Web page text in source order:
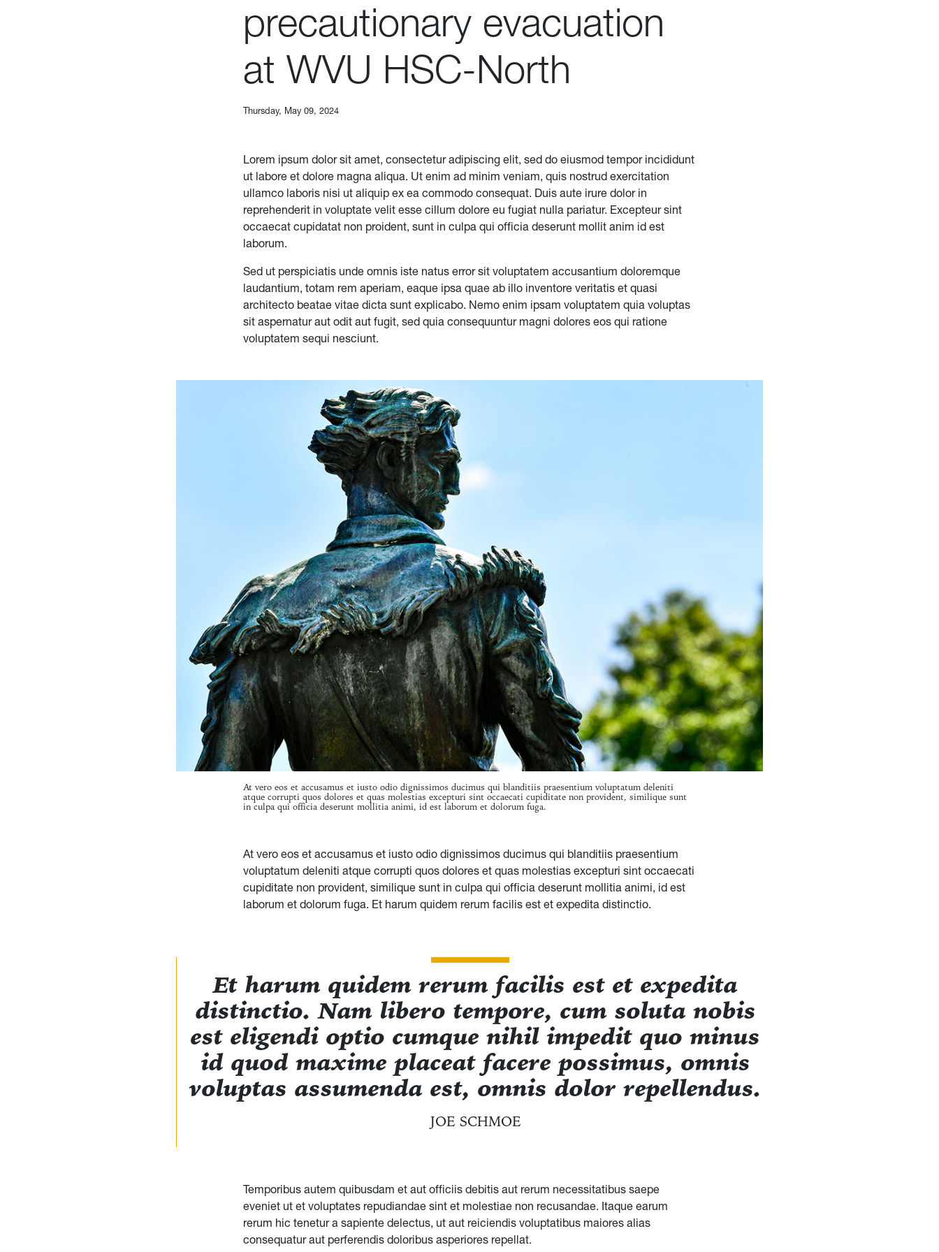
precautionary evacuation
at WVU HSC-North
Thursday, May 09, 2024
Lorem ipsum dolor sit amet, consectetur adipiscing elit, sed do eiusmod tempor incididunt
ut labore et dolore magna aliqua. Ut enim ad minim veniam, quis nostrud exercitation
ullamco laboris nisi ut aliquip ex ea commodo consequat. Duis aute irure dolor in
reprehenderit in voluptate velit esse cillum dolore eu fugiat nulla pariatur. Excepteur sint
occaecat cupidatat non proident, sunt in culpa qui officia deserunt mollit anim id est
laborum.
Sed ut perspiciatis unde omnis iste natus error sit voluptatem accusantium doloremque
laudantium, totam rem aperiam, eaque ipsa quae ab illo inventore veritatis et quasi
architecto beatae vitae dicta sunt explicabo. Nemo enim ipsam voluptatem quia voluptas
sit aspernatur aut odit aut fugit, sed quia consequuntur magni dolores eos qui ratione
voluptatem sequi nesciunt.
At vero eos et accusamus et iusto odio dignissimos ducimus qui blanditiis praesentium voluptatum deleniti
atque corrupti quos dolores et quas molestias excepturi sint occaecati cupiditate non provident, similique sunt
in culpa qui officia deserunt mollitia animi, id est laborum et dolorum fuga.
At vero eos et accusamus et iusto odio dignissimos ducimus qui blanditiis praesentium
voluptatum deleniti atque corrupti quos dolores et quas molestias excepturi sint occaecati
cupiditate non provident, similique sunt in culpa qui officia deserunt mollitia animi, id est
laborum et dolorum fuga. Et harum quidem rerum facilis est et expedita distinctio.
Et harum quidem rerum facilis est et expedita
distinctio. Nam libero tempore, cum soluta nobis
est eligendi optio cumque nihil impedit quo minus
id quod maxime placeat facere possimus, omnis
voluptas assumenda est, omnis dolor repellendus.
JOE SCHMOE
Temporibus autem quibusdam et aut officiis debitis aut rerum necessitatibus saepe
eveniet ut et voluptates repudiandae sint et molestiae non recusandae. Itaque earum
rerum hic tenetur a sapiente delectus, ut aut reiciendis voluptatibus maiores alias
consequatur aut perferendis doloribus asperiores repellat.